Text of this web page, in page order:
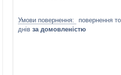
повернення
днів за домовленістю